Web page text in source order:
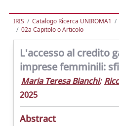
IRIS Catalogo Ricerca UNIROMA1
02a Capitolo o Articolo
L'accesso al credito
imprese femminili:
Maria Teresa Bianchi;
2025
Abstract